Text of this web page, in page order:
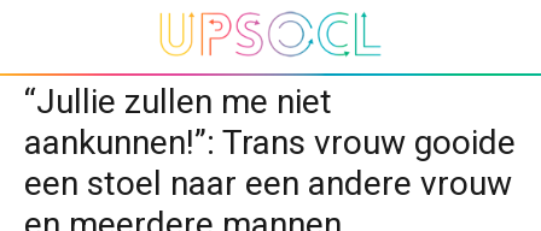
“Jullie zullen me niet
aankunnen!”: Trans vrouw gooide
een stoel naar een andere vrouw